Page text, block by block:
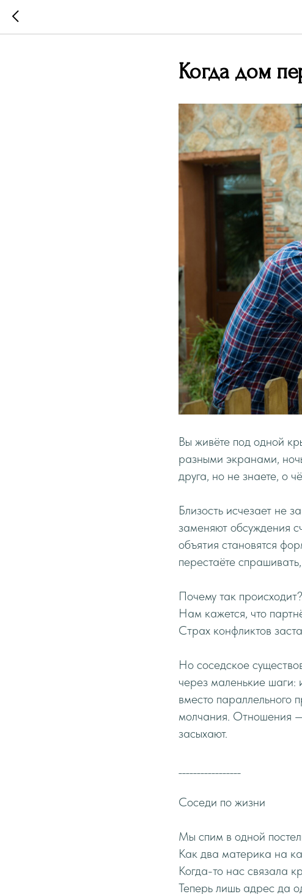
Когда дом
Вы живёте под одной
разными экранами,
друга, но не знаете, о
Близость исчезает не
заменяют обсуждения
объятия становятся
перестаёте
Почему так
Нам кажется, что
Страх конфликтов
Но соседское
через маленькие шаги:
вместо параллельного
молчания. Отношения
засыхают.
Соседи по жизни
Мы спим в одной
Как два материка на
Когда-то нас связала
Теперь лишь адрес да